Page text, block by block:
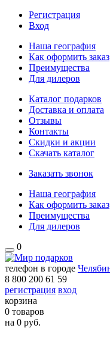
Регистрация
Вход
Наша география
Как оформить заказ
Преимущества
Для дилеров
Каталог подарков
Доставка и оплата
Отзывы
Контакты
Скидки и акции
Скачать каталог
Заказать звонок
Наша география
Как оформить заказ
Преимущества
Для дилеров
0
телефон в городе
8 800 200 61 59
регистрация вход
корзина
0 товаров
на 0 руб.